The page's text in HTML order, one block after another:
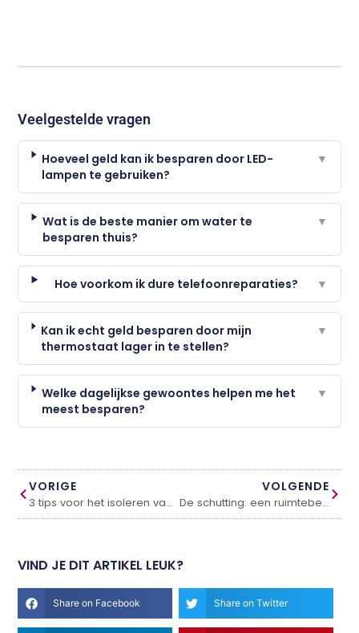
Veelgestelde vragen
Hoeveel geld kan ik besparen door LED-
lampen te gebruiken?
▼
Wat is de beste manier om water te
besparen thuis?
▼
Hoe voorkom ik dure telefoonreparaties? ▼
Kan ik echt geld besparen door mijn
thermostaat lager in te stellen?
▼
Welke dagelijkse gewoontes helpen me het
meest besparen?
▼
VORIGE
3 tips voor het isoleren van je woning
VOLGENDE
De schutting: een ruimtebesparende oplossing voor je tuin
VIND JE DIT ARTIKEL LEUK?
Share on Facebook Share on Twitter